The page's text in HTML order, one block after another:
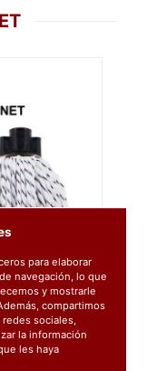
para elaborar
navegación, lo que
y mostrarle
compartimos
sociales,
la información
les haya